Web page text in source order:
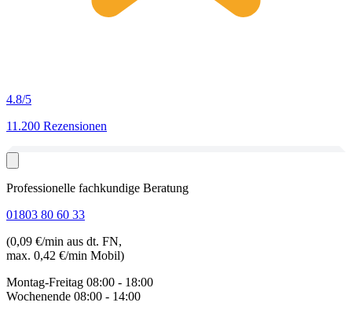
4.8/5
11.200 Rezensionen
Professionelle fachkundige Beratung
01803 80 60 33
(0,09 €/min aus dt. FN,
max. 0,42 €/min Mobil)
Montag-Freitag 08:00 - 18:00
Wochenende 08:00 - 14:00